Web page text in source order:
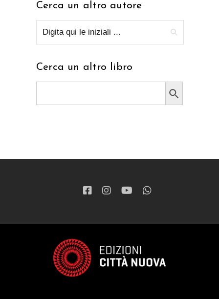
Cerca un altro autore
Cerca un altro libro
Search Button